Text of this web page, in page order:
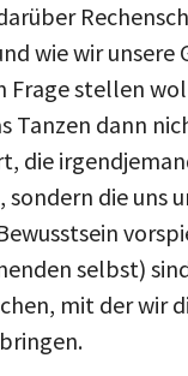
wie wir unsere
Frage stellen
Tanzen dann
die
sondern die uns
selbst)
mit der wir